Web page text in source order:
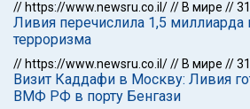
// https://www.newsru.co.il/// В мире //
Ливия перечислила 1,5
терроризма
// https://www.newsru.co.il/// В мире //
Визит Каддафи в Москву: Ливия
ВМФ РФ в порту Бенгази